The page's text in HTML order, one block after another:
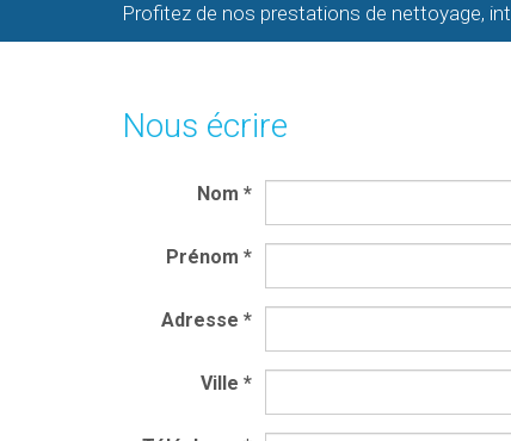
Profitez de nos prestations de nettoyage,
Nous écrire
Nom*
Prénom*
Adresse*
Ville*